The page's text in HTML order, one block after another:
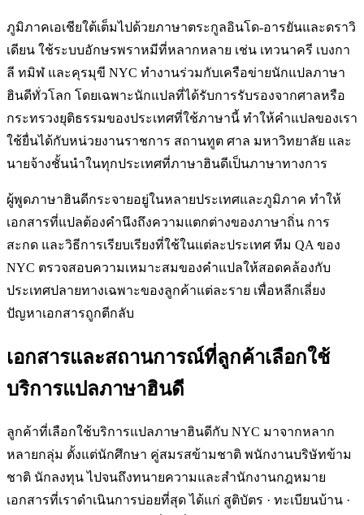
ภูมิภาคเอเชียใต้เต็มไปด้วยภาษาตระกูลอินโด-อารยันและดราวิ
เดียน ใช้ระบบอักษรพราหมีที่หลากหลาย เช่น เทวนาครี เบงกา
ลี ทมิฬ และคุรมุขี NYC ทำงานร่วมกับเครือข่ายนักแปลภาษา
ฮินดีทั่วโลก โดยเฉพาะนักแปลที่ได้รับการรับรองจากศาลหรือ
กระทรวงยุติธรรมของประเทศที่ใช้ภาษานี้ ทำให้คำแปลของเรา
ใช้ยื่นได้กับหน่วยงานราชการ สถานทูต ศาล มหาวิทยาลัย และ
นายจ้างชั้นนำในทุกประเทศที่ภาษาฮินดีเป็นภาษาทางการ
ผู้พูดภาษาฮินดีกระจายอยู่ในหลายประเทศและภูมิภาค ทำให้
เอกสารที่แปลต้องคำนึงถึงความแตกต่างของภาษาถิ่น การ
สะกด และวิธีการเรียบเรียงที่ใช้ในแต่ละประเทศ ทีม QA ของ
NYC ตรวจสอบความเหมาะสมของคำแปลให้สอดคล้องกับ
ประเทศปลายทางเฉพาะของลูกค้าแต่ละราย เพื่อหลีกเลี่ยง
ปัญหาเอกสารถูกตีกลับ
เอกสารและสถานการณ์ที่ลูกค้าเลือกใช้
บริการแปลภาษาฮินดี
ลูกค้าที่เลือกใช้บริการแปลภาษาฮินดีกับ NYC มาจากหลาก
หลายกลุ่ม ตั้งแต่นักศึกษา คู่สมรสข้ามชาติ พนักงานบริษัทข้าม
ชาติ นักลงทุน ไปจนถึงทนายความและสำนักงานกฎหมาย
เอกสารที่เราดำเนินการบ่อยที่สุด ได้แก่ สูติบัตร · ทะเบียนบ้าน ·